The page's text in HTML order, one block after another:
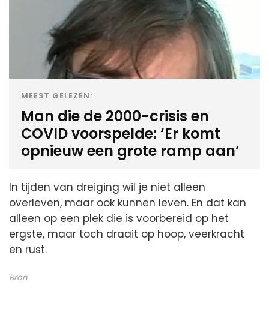
MEEST GELEZEN:
Man die de 2000-crisis en
COVID voorspelde: ‘Er komt
opnieuw een grote ramp aan’
In tijden van dreiging wil je niet alleen
overleven, maar ook kunnen leven. En dat kan
alleen op een plek die is voorbereid op het
ergste, maar toch draait op hoop, veerkracht
en rust.
Bron